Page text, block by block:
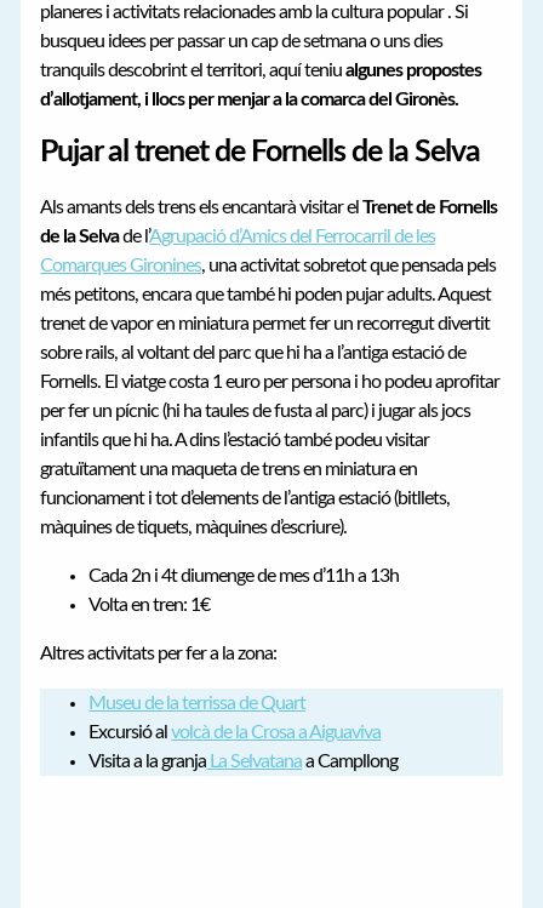
planeres i activitats relacionades amb la cultura popular . Si
busqueu idees per passar un cap de setmana o uns dies
tranquils descobrint el territori, aquí teniualgunes propostes
d’allotjament, i llocs per menjar a la comarca del Gironès.
Pujar al trenet de Fornells de la Selva
Als amants dels trens els encantarà visitar elTrenet de Fornells
de la Selvade l’Agrupació d’Amics del Ferrocarril de les
Comarques Gironines, una activitat sobretot que pensada pels
més petitons, encara que també hi poden pujar adults. Aquest
trenet de vapor en miniatura permet fer un recorregut divertit
sobre rails, al voltant del parc que hi ha a l’antiga estació de
Fornells. El viatge costa 1 euro per persona i ho podeu aprofitar
per fer un pícnic (hi ha taules de fusta al parc) i jugar als jocs
infantils que hi ha. A dins l’estació també podeu visitar
gratuïtament una maqueta de trens en miniatura en
funcionament i tot d’elements de l’antiga estació (bitllets,
màquines de tiquets, màquines d’escriure).
Cada 2n i 4t diumenge de mes d’11h a 13h
Volta en tren: 1€
Altres activitats per fer a la zona:
Museu de la terrissa de Quart
Excursió alvolcà de la Crosa a Aiguaviva
Visita a la granja La Selvatanaa Campllong